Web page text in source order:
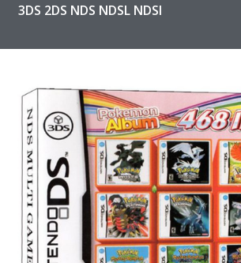
3DS 2DS NDS NDSL NDSI